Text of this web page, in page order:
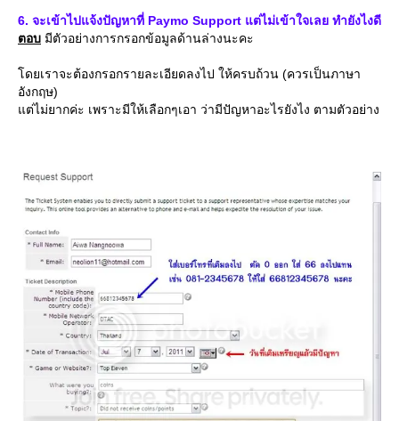
6. จะเข้าไปแจ้งปัญหาที่ Paymo Support แต่ไม่เข้าใจเลย ทำยังไงดี
ตอบ มีตัวอย่างการกรอกข้อมูลด้านล่างนะคะ
ดยเราจะต้องกรอกรายละเอียดลงไป ให้ครบถ้วน (ควรเป็นภาษา
อังกฤษ)
ต่ไม่ยากค่ะ เพราะมีให้เลือกๆเอา ว่ามีปัญหาอะไรยังไง ตามตัวอย่าง